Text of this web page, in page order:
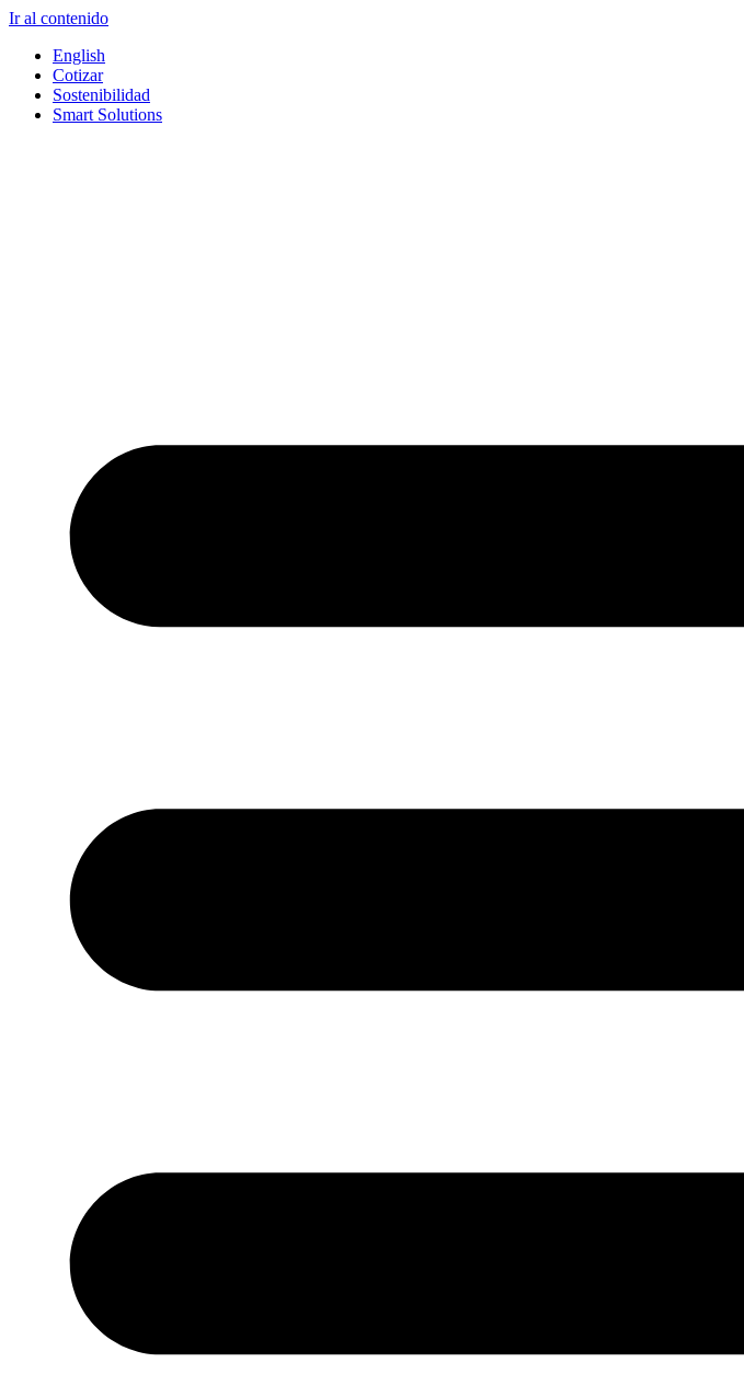
Ir al contenido
English
Cotizar
Sostenibilidad
Smart Solutions